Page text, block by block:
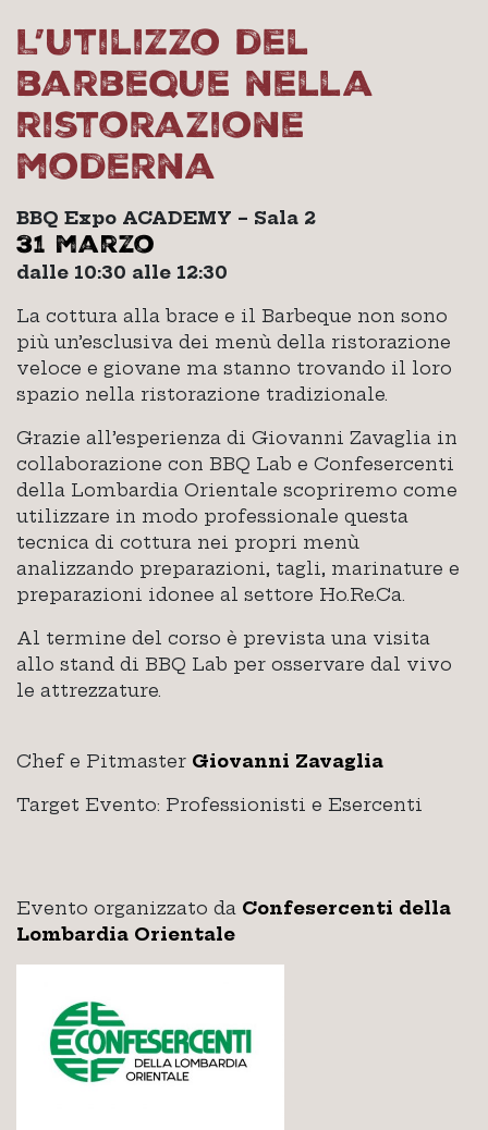
L’utilizzo del
barbeque nella
ristorazione
moderna
BBQ Expo ACADEMY – Sala 2
31 marzo
dalle 10:30 alle 12:30
La cottura alla brace e il Barbeque non sono
più un’esclusiva dei menù della ristorazione
veloce e giovane ma stanno trovando il loro
spazio nella ristorazione tradizionale.
Grazie all’esperienza di Giovanni Zavaglia in
collaborazione con BBQ Lab e Confesercenti
della Lombardia Orientale scopriremo come
utilizzare in modo professionale questa
tecnica di cottura nei propri menù
analizzando preparazioni, tagli, marinature e
preparazioni idonee al settore Ho.Re.Ca.
Al termine del corso è prevista una visita
allo stand di BBQ Lab per osservare dal vivo
le attrezzature.
Chef e Pitmaster Giovanni Zavaglia
Target Evento: Professionisti e Esercenti
Evento organizzato da Confesercenti della
Lombardia Orientale